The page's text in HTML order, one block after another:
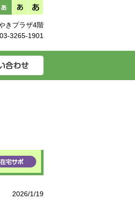
きプラザ4階
03-3265-1901
2026/1/19